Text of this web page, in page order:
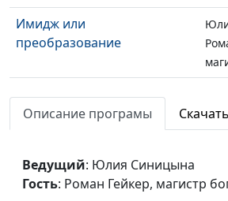
Имидж или
преобразование
Что такое гнев Божий?
Новый город
Описание програмы Скачать
Ведущий: Юлия Синицына
Гость: Роман Гейкер, магистр